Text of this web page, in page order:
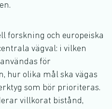
forskning och europeiska
vägval: i vilken
för
hur olika mål ska vägas
som bör prioriteras.
villkorat bistånd,